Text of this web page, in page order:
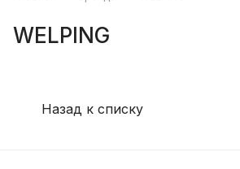
WELPING
Назад к списку